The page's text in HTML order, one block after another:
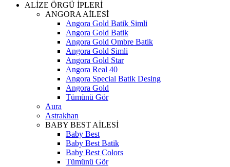
ALİZE ÖRGÜ İPLERİ
ANGORA AİLESİ
Angora Gold Batik Simli
Angora Gold Batik
Angora Gold Ombre Batik
Angora Gold Simli
Angora Gold Star
Angora Real 40
Angora Special Batik Desing
Angora Gold
Tümünü Gör
Aura
Astrakhan
BABY BEST AİLESİ
Baby Best
Baby Best Batik
Baby Best Colors
Tümünü Gör